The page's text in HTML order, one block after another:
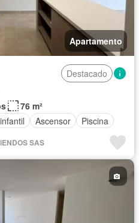
Apartamento
Destacado
76 m²
Ascensor Piscina
SAS